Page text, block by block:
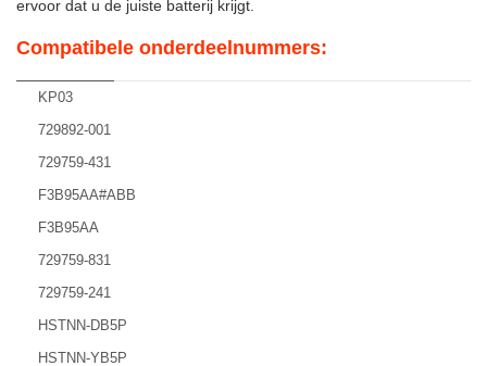
ervoor dat u de juiste batterij krijgt.
Compatibele onderdeelnummers:
KP03
729892-001
729759-431
F3B95AA#ABB
F3B95AA
729759-831
729759-241
HSTNN-DB5P
HSTNN-YB5P